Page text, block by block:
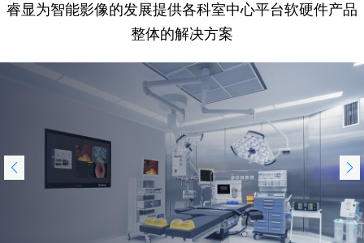
睿显为智能影像的发展提供各科室中心平台软硬件产品
整体的解决方案